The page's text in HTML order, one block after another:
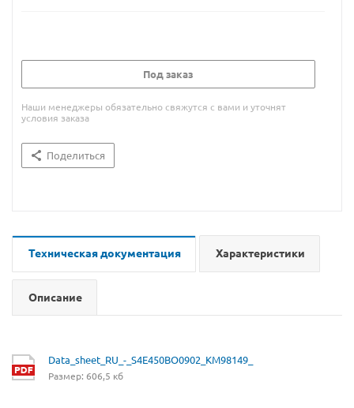
Под заказ
Наши менеджеры обязательно свяжутся с вами и уточнят
условия заказа
Поделиться
Техническая документация Характеристики
Описание
Data_sheet_RU_-_S4E450BO0902_KM98149_
Размер: 606,5 кб